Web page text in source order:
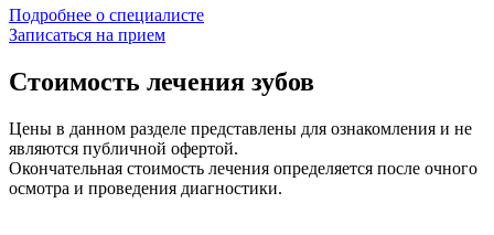
Подробнее о специалисте
Записаться на прием
Стоимость лечения зубов
Цены в данном разделе представлены для ознакомления и не
являются публичной офертой.
Окончательная стоимость лечения определяется после очного
осмотра и проведения диагностики.